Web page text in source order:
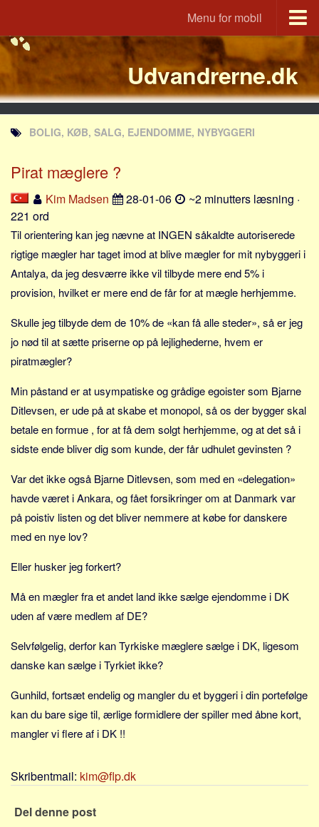
Menu for mobil
Portal
Udvandrerne.dk
Utvandrerne.no
Utvandrarna.se
Tyskland.dk
England.dk
JLKM.dk
Lande
Tyrkiet
Spanien
Sverige
Norge
Thailand
Italien
Grækenland
USA
Nøgleord
Job
Pension og opsparing
Forbrug
Social sikring og sundhed
Transport
Aspekter
Køb og salg
Jura og regler
Skatter og afgifter
Udvandrerne.dk
BOLIG, KØB, SALG, EJENDOMME, NYBYGGERI
Pirat mæglere ?
Kim Madsen 28-01-06
~2 minutters læsning ·
221 ord
Til orientering kan jeg nævne at INGEN såkaldte autoriserede
rigtige mægler har taget imod at blive mægler for mit nybyggeri i
Antalya, da jeg desværre ikke vil tilbyde mere end 5% i
provision, hvilket er mere end de får for at mægle herhjemme.
Skulle jeg tilbyde dem de 10% de «kan få alle steder», så er jeg
jo nød til at sætte priserne op på lejlighederne, hvem er
piratmægler?
Min påstand er at usympatiske og grådige egoister som Bjarne
Ditlevsen, er ude på at skabe et monopol, så os der bygger skal
betale en formue , for at få dem solgt herhjemme, og at det så i
sidste ende bliver dig som kunde, der får udhulet gevinsten ?
Var det ikke også Bjarne Ditlevsen, som med en «delegation»
havde været i Ankara, og fået forsikringer om at Danmark var
på poistiv listen og det bliver nemmere at købe for danskere
med en nye lov?
Eller husker jeg forkert?
Må en mægler fra et andet land ikke sælge ejendomme i DK
uden af være medlem af DE?
Selvfølgelig, derfor kan Tyrkiske mæglere sælge i DK, ligesom
danske kan sælge i Tyrkiet ikke?
Gunhild, fortsæt endelig og mangler du et byggeri i din portefølge
kan du bare sige til, ærlige formidlere der spiller med åbne kort,
mangler vi flere af i DK !!
Skribentmail: kim@flp.dk
Del denne post